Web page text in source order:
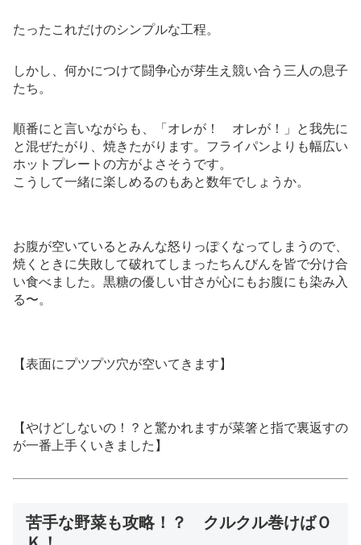
たったこれだけのシンプルな工程。
しかし、何かにつけて闘争心が芽生え競い合う三人の息子
たち。
順番にと言いながらも、「オレが！ オレが！」と我先に
と混ぜたがり、焼きたがります。フライパンよりも幅広い
ホットプレートの方がよさそうです。
こうして一緒に楽しめるのもあと数年でしょうか。
お腹が空いているとみんな怒りっぽくなってしまうので、
焼くときに失敗して破れてしまったちんびんを皆で分け合
い食べました。黒糖の優しい甘さが心にもお腹にも染み入
る〜。
【表面にプツプツ穴が空いてきます】
【やけどしないの！？と驚かれますが菜箸と指で裏返すの
が一番上手くいきました】
苦手な野菜も攻略！？ クルクル巻けばＯ